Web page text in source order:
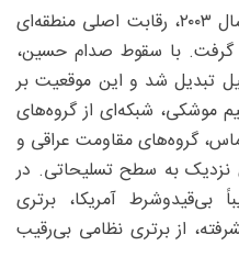
از زمان حمله آمریکا به عراق در سال ۲۰۰۳، رقابت اصلی منطقه‌ای
گرفت. با سقوط صدام حسین،
تبدیل شد و این موقعیت بر
موشکی، شبکه‌ای از گروه‌های
گروه‌های مقاومت عراقی و
به سطح تسلیحاتی. در
بی‌قیدوشرط آمریکا، برتری
از برتری نظامی بی‌رقیب